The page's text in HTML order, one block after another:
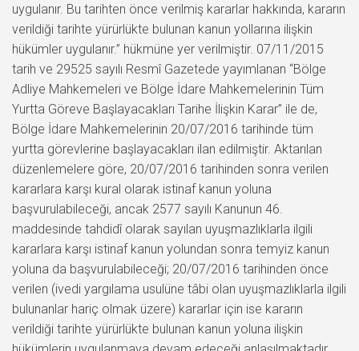
uygulanır. Bu tarihten önce verilmiş kararlar hakkında, kararın
verildiği tarihte yürürlükte bulunan kanun yollarına ilişkin
hükümler uygulanır.” hükmüne yer verilmiştir. 07/11/2015
tarih ve 29525 sayılı Resmî Gazetede yayımlanan “Bölge
Adliye Mahkemeleri ve Bölge İdare Mahkemelerinin Tüm
Yurtta Göreve Başlayacakları Tarihe İlişkin Karar” ile de,
Bölge İdare Mahkemelerinin 20/07/2016 tarihinde tüm
yurtta görevlerine başlayacakları ilan edilmiştir. Aktarılan
düzenlemelere göre, 20/07/2016 tarihinden sonra verilen
kararlara karşı kural olarak istinaf kanun yoluna
başvurulabileceği, ancak 2577 sayılı Kanunun 46.
maddesinde tahdidî olarak sayılan uyuşmazlıklarla ilgili
kararlara karşı istinaf kanun yolundan sonra temyiz kanun
yoluna da başvurulabileceği; 20/07/2016 tarihinden önce
verilen (ivedi yargılama usulüne tâbi olan uyuşmazlıklarla ilgili
bulunanlar hariç olmak üzere) kararlar için ise kararın
verildiği tarihte yürürlükte bulunan kanun yoluna ilişkin